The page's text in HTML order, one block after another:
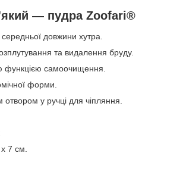
— пудра Zoofari®
середньої довжини хутра.
та видалення бруду.
функцією самоочищення.
форми.
отвором у ручці для чіпляння.
х 7 см.